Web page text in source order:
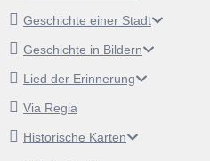
Geschichte einer Stadt
Geschichte in Bildern
Lied der Erinnerung
Via Regia
Historische Karten